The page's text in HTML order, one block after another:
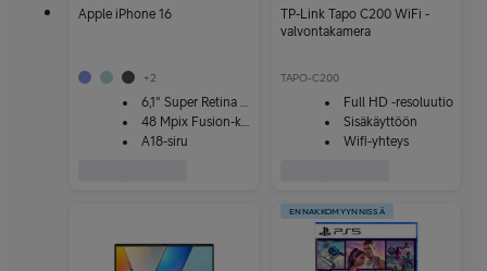
Apple iPhone 16
+2
6,1" Super Retina XDR
48 Mpix Fusion-kamera
A18-siru
TP-Link Tapo C200 WiFi -
valvontakamera
TAPO-C200
Full HD -resoluutio
Sisäkäyttöön
Wifi-yhteys
ENNAKKOMYYNNISSÄ